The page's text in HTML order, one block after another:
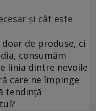
și cât este
de produse, ci
consumăm
linia dintre nevoile
care ne împinge
tendință